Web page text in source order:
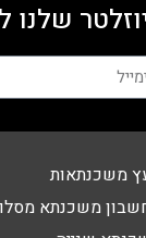
שלנו
משכנתאות
משכנתא